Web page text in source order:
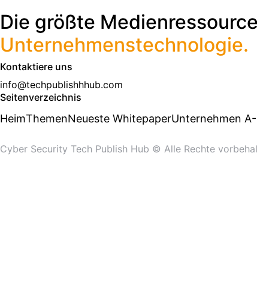
Die größte
Unternehmenstechnologie.
Kontaktiere uns
info@techpublishhhub.com
Seitenverzeichnis
HeimThemenNeueste WhitepaperUnternehmen
Cyber ​​Security Tech Publish Hub © Alle Rechte